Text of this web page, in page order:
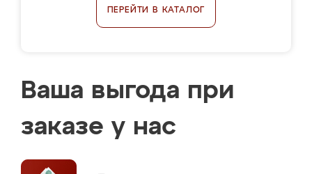
ПЕРЕЙТИ В КАТАЛОГ
Ваша выгода при
заказе у нас